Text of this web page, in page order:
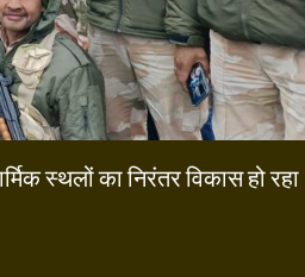
स्थलों का निरंतर विकास हो रहा